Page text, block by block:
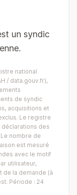
un syndic
national
/ data.gouv.fr),
de syndic
acquisitions et
Le registre
des
nombre de
est mesuré
avec le motif
utilisateur,
de la demande (à
Période : 24